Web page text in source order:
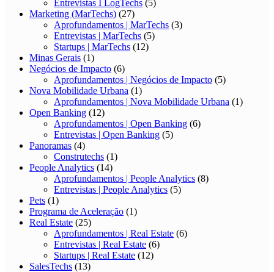
Entrevistas I LogTechs (5)
Marketing (MarTechs) (27)
Aprofundamentos | MarTechs (3)
Entrevistas | MarTechs (5)
Startups | MarTechs (12)
Minas Gerais (1)
Negócios de Impacto (6)
Aprofundamentos | Negócios de Impacto (5)
Nova Mobilidade Urbana (1)
Aprofundamentos | Nova Mobilidade Urbana (1)
Open Banking (12)
Aprofundamentos | Open Banking (6)
Entrevistas | Open Banking (5)
Panoramas (4)
Construtechs (1)
People Analytics (14)
Aprofundamentos | People Analytics (8)
Entrevistas | People Analytics (5)
Pets (1)
Programa de Aceleração (1)
Real Estate (25)
Aprofundamentos | Real Estate (6)
Entrevistas | Real Estate (6)
Startups | Real Estate (12)
SalesTechs (13)